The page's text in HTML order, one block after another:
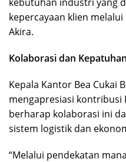
kepercayaan klien
Akira.
Kolaborasi dan
Kepala Kantor Bea Cukai
mengapresiasi kontribusi
berharap kolaborasi ini
sistem logistik dan
“Melalui pendekatan